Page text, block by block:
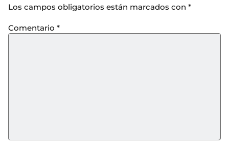
Los campos obligatorios están marcados con *
Comentario *